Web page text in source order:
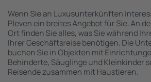
Wenn Sie an Luxusunterkünften
Pleven ein breites Angebot für Sie. An
Ort finden Sie alles, was Sie während
Ihrer Geschäftsreise benötigen. Die
buchen Sie in Objekten mit
Behinderte, Säuglinge und Kleinkinder
Reisende zusammen mit Haustieren.